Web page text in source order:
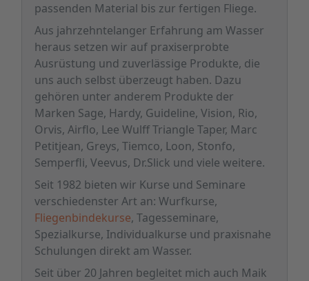
passenden Material bis zur fertigen Fliege.
Aus jahrzehntelanger Erfahrung am Wasser
heraus setzen wir auf praxiserprobte
Ausrüstung und zuverlässige Produkte, die
uns auch selbst überzeugt haben. Dazu
gehören unter anderem Produkte der
Marken Sage, Hardy, Guideline, Vision, Rio,
Orvis, Airflo, Lee Wulff Triangle Taper, Marc
Petitjean, Greys, Tiemco, Loon, Stonfo,
Semperfli, Veevus, Dr.Slick und viele weitere.
Seit 1982 bieten wir Kurse und Seminare
verschiedenster Art an: Wurfkurse,
Fliegenbindekurse, Tagesseminare,
Spezialkurse, Individualkurse und praxisnahe
Schulungen direkt am Wasser.
Seit über 20 Jahren begleitet mich auch Maik